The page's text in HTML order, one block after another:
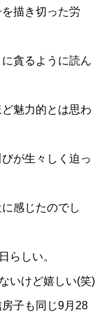
描き切った労
貪るように読ん
魅力的とは思わ
が生々しく迫っ
感じたのでし
らしい。
いけど嬉しい(笑)
房子も同じ9月28